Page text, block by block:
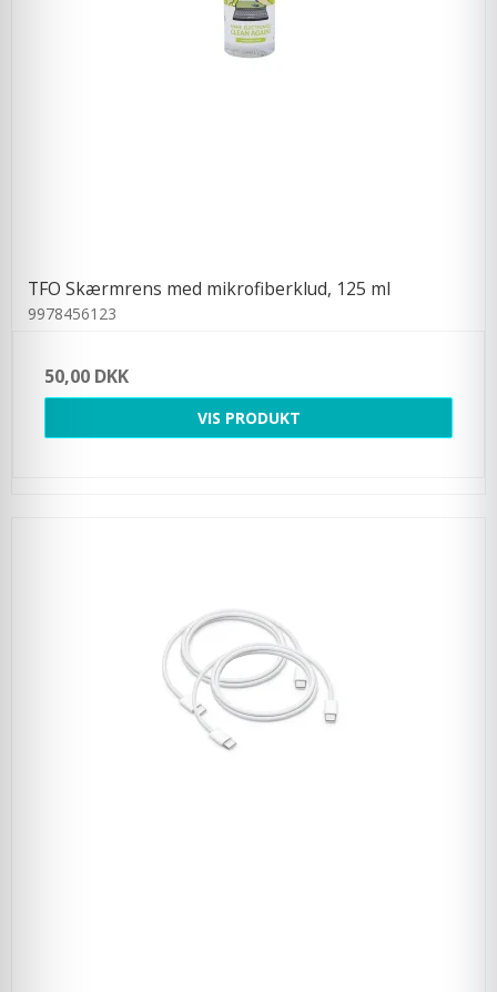
TFO Skærmrens med mikrofiberklud, 125 ml
9978456123
50,00 DKK
VIS PRODUKT